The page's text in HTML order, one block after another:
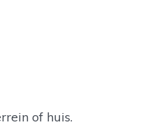
of huis.